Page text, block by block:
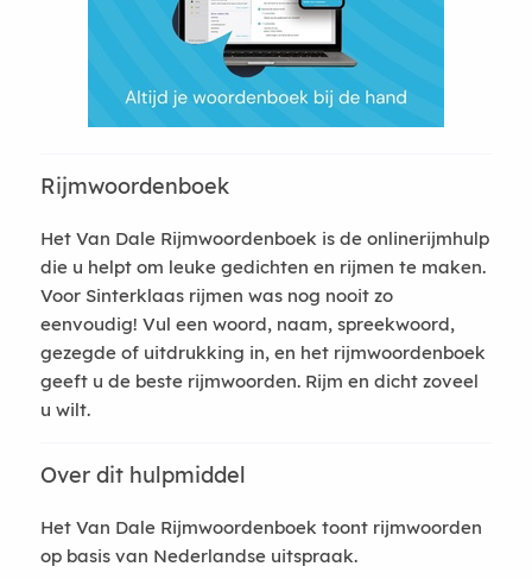
Rijmwoordenboek
Het Van Dale Rijmwoordenboek is de onlinerijmhulp
die u helpt om leuke gedichten en rijmen te maken.
Voor Sinterklaas rijmen was nog nooit zo
eenvoudig! Vul een woord, naam, spreekwoord,
gezegde of uitdrukking in, en het rijmwoordenboek
geeft u de beste rijmwoorden. Rijm en dicht zoveel
u wilt.
Over dit hulpmiddel
Het Van Dale Rijmwoordenboek toont rijmwoorden
op basis van Nederlandse uitspraak.